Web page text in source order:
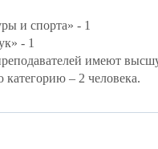
и спорта» - 1
- 1
имеют
категорию – 2 человека.